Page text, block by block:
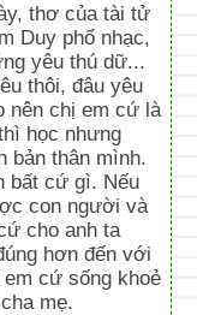
thơ của tài tử
Duy phổ nhạc,
yêu thú dữ...
thôi, đâu yêu
nên chị em cứ là
học nhưng
bản thân mình.
bất cứ gì. Nếu
con người và
cho anh ta
hơn đến với
cứ sống khoẻ
mẹ.